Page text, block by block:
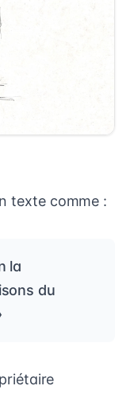
texte comme :
la
du